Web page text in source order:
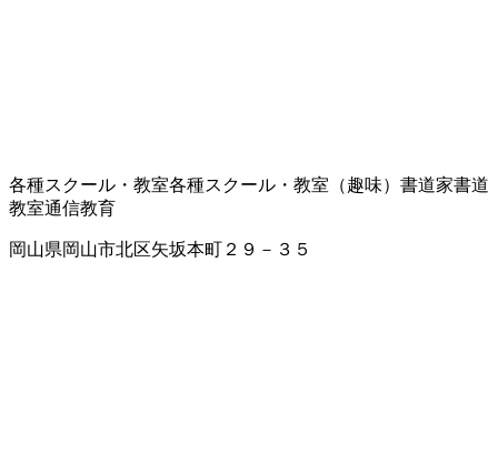
各種スクール・教室各種スクール・教室（趣味） 書道家書道
教室通信教育
岡山県岡山市北区矢坂本町２９－３５